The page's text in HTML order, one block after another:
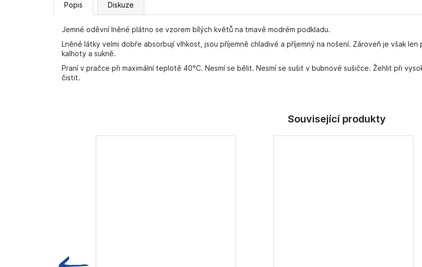
Popis Diskuze
Jemné oděvní lněné plátno se vzorem bílých květů na tmavě modrém podkladu.
Lněné látky velmi dobře absorbují vlhkost, jsou příjemně chladivé a příjemný na nošení. Zároveň je však
kalhoty a sukně.
Praní v pračce při maximální teplotě 40°C. Nesmí se bělit. Nesmí se sušit v bubnové sušičce. Žehlit při
čistit.